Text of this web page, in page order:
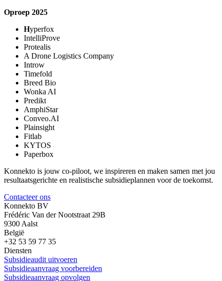
Oproep 2025
Hyperfox
IntelliProve
Protealis
A Drone Logistics Company
Introw
Timefold
Breed Bio
Wonka AI
Predikt
AmphiStar
Conveo.AI
Plainsight
Fitlab
KYTOS
Paperbox
Konnekto is jouw co-piloot, we inspireren en maken samen met jou
resultaatsgerichte en realistische subsidieplannen voor de toekomst.
Contacteer ons
Konnekto BV
Frédéric Van der Nootstraat 29B
9300 Aalst
België
+32 53 59 77 35
Diensten
Subsidieaudit uitvoeren
Subsidieaanvraag voorbereiden
Subsidieaanvraag opvolgen